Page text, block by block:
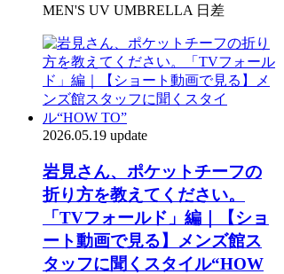
MEN'S UV UMBRELLA 日差
2026.05.19 update
岩見さん、ポケットチーフの
折り方を教えてください。
「TVフォールド」編｜【ショ
ート動画で見る】メンズ館ス
タッフに聞くスタイル“HOW